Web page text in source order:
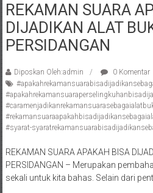
Pengacara
Perceraian/
Advokat
/
Konsultan
Hukum
/
Konsultan
Hukum
Mediator/
Mediasi/
Yogyakarta/Bantul/Sleman/Gunung
REKAMAN SUARA
DIJADIKAN ALAT
PERSIDANGAN
Diposkan Oleh:admin
0 Komentar
#syarat-
REKAMAN SUARA APAKAH BISA
PERSIDANGAN – Merupakan
sekali untuk kita bahas. Selain dari